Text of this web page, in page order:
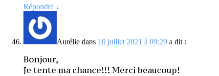
Répondre ↓
Aurélie dans 10 juillet 2021 à 09:29 a dit :
Bonjour,
Je tente ma chance!!! Merci beaucoup!